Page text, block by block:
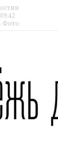
Фото